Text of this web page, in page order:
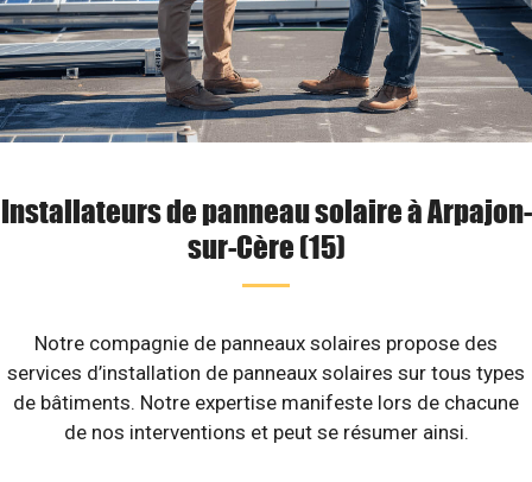
Installateurs de panneau solaire à Arpajon-
sur-Cère (15)
Notre compagnie de panneaux solaires propose des
services d’installation de panneaux solaires sur tous types
de bâtiments. Notre expertise manifeste lors de chacune
de nos interventions et peut se résumer ainsi.